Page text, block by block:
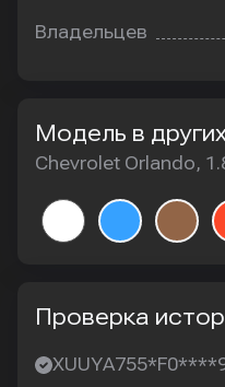
Владельцев
Модель в
Chevrolet Orlando,
Проверка